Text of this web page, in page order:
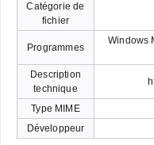
Catégorie de
fichier
Programmes
Windows
Description
technique
Type MIME
Développeur